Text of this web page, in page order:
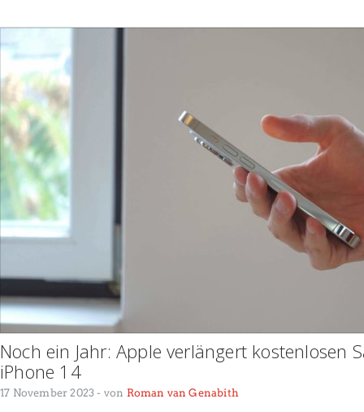
Noch ein Jahr: Apple verlängert kostenlosen
iPhone 14
17 November 2023 - von Roman van Genabith